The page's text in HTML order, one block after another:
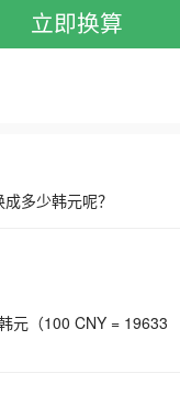
立即换算
多少韩元呢？
元（100 CNY = 19633